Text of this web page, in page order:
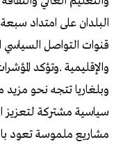
‬مشاريع‭ ‬ملموسة‭ ‬تعود‭ ‬بالنفع‭ ‬على‭ ‬البلدين‭.